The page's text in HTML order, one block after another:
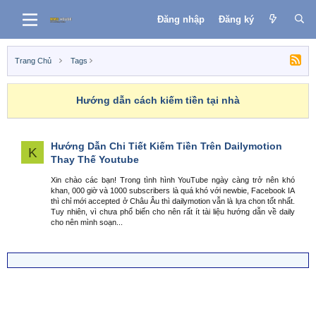
Đăng nhập Đăng ký
Trang Chủ Tags
Hướng dẫn cách kiếm tiền tại nhà
K
Hướng Dẫn Chi Tiết Kiếm Tiền Trên Dailymotion
Thay Thế Youtube
Xin chào các bạn! Trong tình hình YouTube ngày càng trở nên khó
khan, 000 giờ và 1000 subscribers là quá khó với newbie, Facebook IA
thì chỉ mới accepted ở Châu Âu thì dailymotion vẫn là lựa chon tốt nhất.
Tuy nhiên, vì chưa phổ biến cho nên rất ít tài liệu hướng dẫn về daily
cho nên mình soạn...